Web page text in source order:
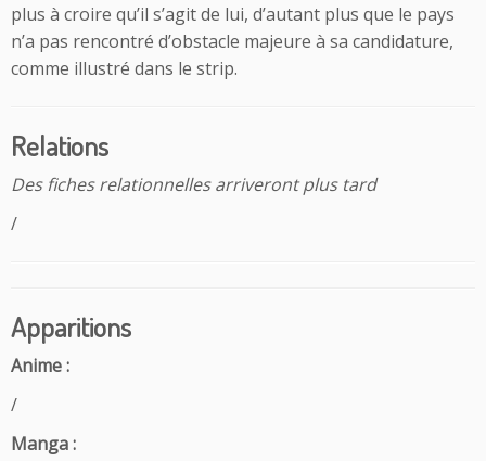
plus à croire qu’il s’agit de lui, d’autant plus que le pays
n’a pas rencontré d’obstacle majeure à sa candidature,
comme illustré dans le strip.
Relations
Des fiches relationnelles arriveront plus tard
/
Apparitions
Anime :
/
Manga :